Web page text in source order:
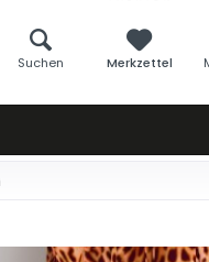
Merkzettel
Suchen